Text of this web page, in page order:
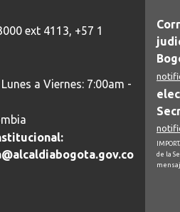
ext 4113, +57 1
Lunes a Viernes: 7:00am -
de la